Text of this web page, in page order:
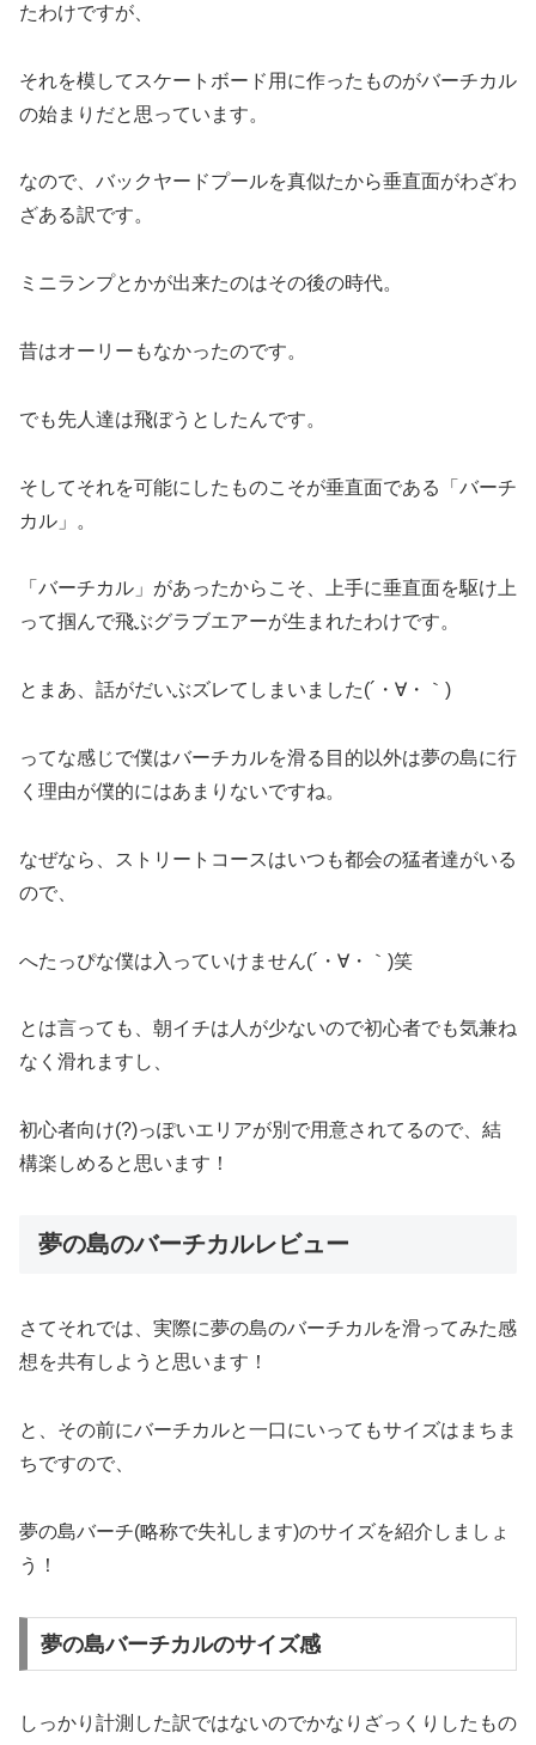
たわけですが、
それを模してスケートボード用に作ったものがバーチカル
の始まりだと思っています。
なので、バックヤードプールを真似たから垂直面がわざわ
ざある訳です。
ミニランプとかが出来たのはその後の時代。
昔はオーリーもなかったのです。
でも先人達は飛ぼうとしたんです。
そしてそれを可能にしたものこそが垂直面である「バーチ
カル」。
「バーチカル」があったからこそ、上手に垂直面を駆け上
って掴んで飛ぶグラブエアーが生まれたわけです。
とまあ、話がだいぶズレてしまいました(´・∀・｀)
ってな感じで僕はバーチカルを滑る目的以外は夢の島に行
く理由が僕的にはあまりないですね。
なぜなら、ストリートコースはいつも都会の猛者達がいる
ので、
へたっぴな僕は入っていけません(´・∀・｀)笑
とは言っても、朝イチは人が少ないので初心者でも気兼ね
なく滑れますし、
初心者向け(?)っぽいエリアが別で用意されてるので、結
構楽しめると思います！
夢の島のバーチカルレビュー
さてそれでは、実際に夢の島のバーチカルを滑ってみた感
想を共有しようと思います！
と、その前にバーチカルと一口にいってもサイズはまちま
ちですので、
夢の島バーチ(略称で失礼します)のサイズを紹介しましょ
う！
夢の島バーチカルのサイズ感
しっかり計測した訳ではないのでかなりざっくりしたもの